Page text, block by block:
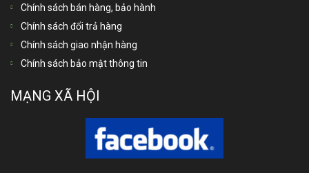
Chính sách bán hàng, bảo hành
Chính sách đổi trả hàng
Chính sách giao nhận hàng
Chính sách bảo mật thông tin
MẠNG XÃ HỘI